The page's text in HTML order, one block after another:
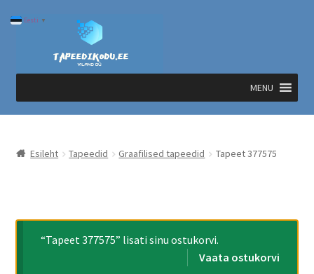
Liigu
navigeerimisele
Liigu
MENU
Esileht Tapeedid Graafilised tapeedid Tapeet 377575
“Tapeet 377575” lisati sinu ostukorvi.
Vaata ostukorvi
Eesti ▼